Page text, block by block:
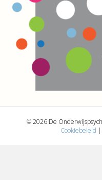
© 2026 De
Cookiebeleid